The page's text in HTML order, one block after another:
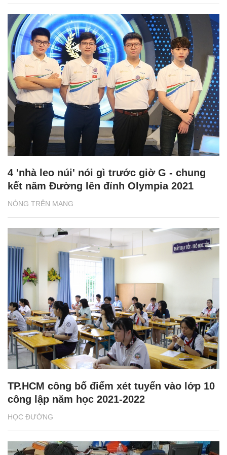
NÓNG TRÊN MẠNG
4 'nhà leo núi' nói gì trước giờ G - chung
kết năm Đường lên đỉnh Olympia 2021
HỌC ĐƯỜNG
TP.HCM công bố điểm xét tuyển vào lớp 10
công lập năm học 2021-2022